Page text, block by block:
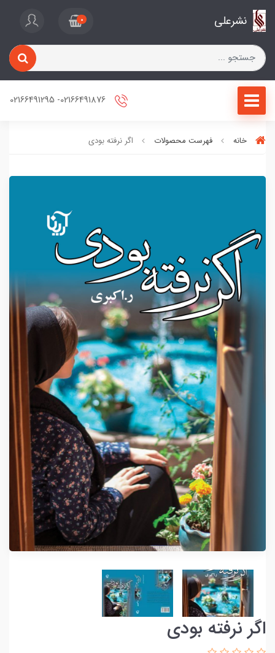
نشرعلی 0
خانه فهرست محصولات اگر نرفته بودی
اگر نرفته بودی